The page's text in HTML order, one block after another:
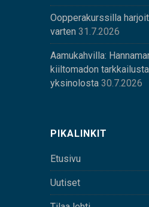
Oopperakurssilla
varten 31.7.2026
Aamukahvilla:
kiiltomadon
yksinolosta 30.7.2026
PIKALINKIT
Etusivu
Uutiset